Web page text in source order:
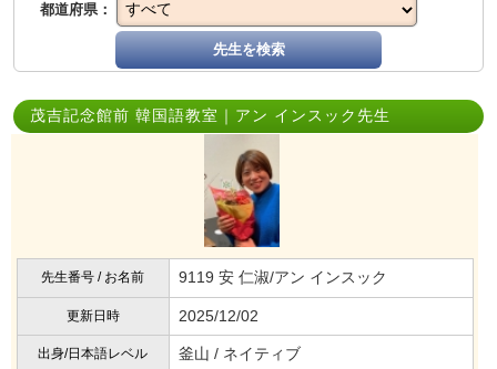
都道府県：
先生を検索
茂吉記念館前 韓国語教室｜アン インスック先生
先生番号 / お名前 9119 安 仁淑/アン インスック
更新日時 2025/12/02
出身/日本語レベル 釜山 / ネイティブ